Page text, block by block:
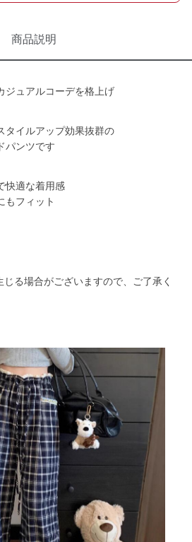
商品説明
ジュアルコーデを格上げ
タイルアップ効果抜群の
パンツです
快適な着用感
もフィット
る場合がございますので、ご了承く